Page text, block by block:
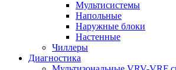
Мультисистемы
Напольные
Наружные блоки
Настенные
Чиллеры
Диагностика